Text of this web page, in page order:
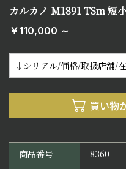
カルカノ M1891 TSm 短
￥110,000 ～
商品番号
8360